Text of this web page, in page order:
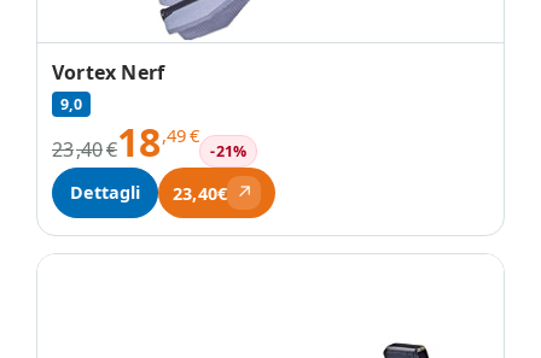
Vortex Nerf
9,0
23,40€18,49€
-21%
Dettagli 23,40€ ↗